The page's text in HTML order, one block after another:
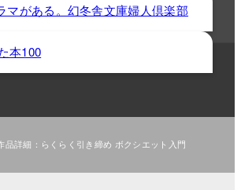
マがある。幻冬舎文庫婦人倶楽部
本100
品詳細：らくらく引き締め ボクシエット入門